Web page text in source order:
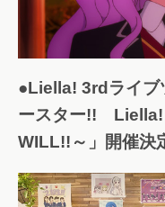
●Liella! 3rdライブ
ースター!! Liella!
WILL!!～」開催決